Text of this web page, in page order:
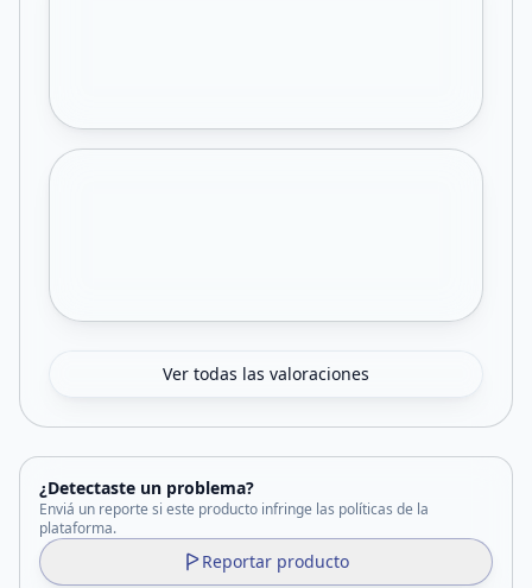
Ver todas las valoraciones
¿Detectaste un problema?
Enviá un reporte si este producto infringe las políticas de la
plataforma.
Reportar producto